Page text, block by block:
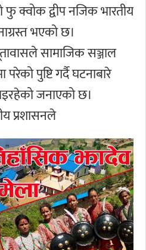
क्वोक द्वीप नजिक भारतीय
भएको छ।
सामाजिक सञ्जाल
परेको पुष्टि गर्दै घटनाबारे
जनाएको छ।
प्रशासनले